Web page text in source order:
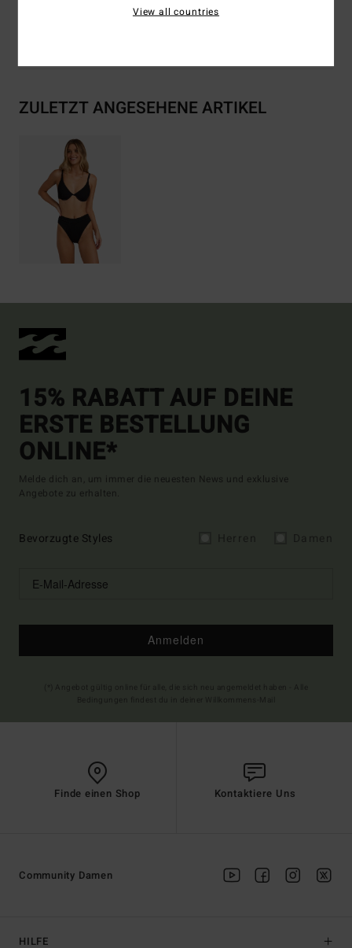
ZULETZT ANGESEHENE ARTIKEL
15% RABATT AUF DEINE
ERSTE BESTELLUNG
ONLINE*
Melde dich an, um immer die neuesten News und exklusive
Angebote zu erhalten.
Bevorzugte Styles
Anmelden
Finde einen Shop Kontaktiere Uns
HILFE
Community Damen
View all countries